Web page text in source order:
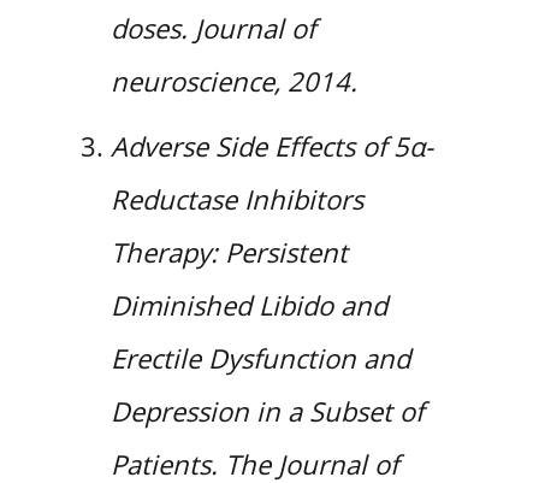
doses. Journal of
neuroscience, 2014.
Adverse Side Effects of 5α-
Reductase Inhibitors
Therapy: Persistent
Diminished Libido and
Erectile Dysfunction and
Depression in a Subset of
Patients. The Journal of